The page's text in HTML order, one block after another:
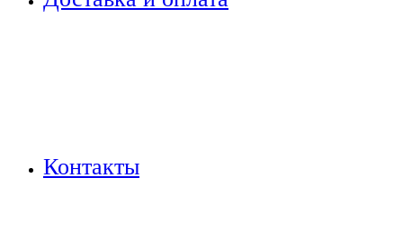
Контакты